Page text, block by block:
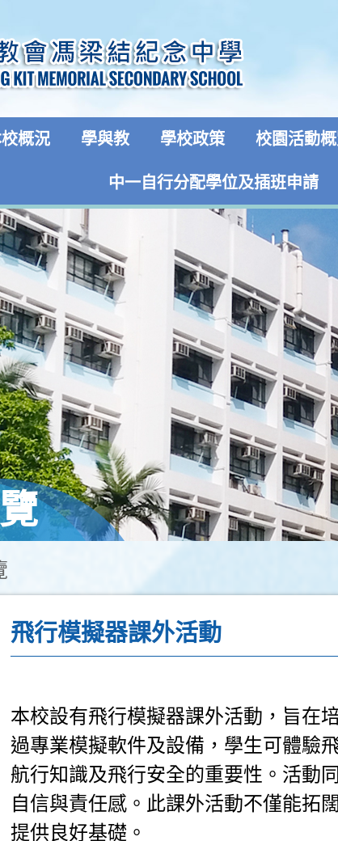
概況 學與教 學校政策 校園活動
中一自行分配學位及插班申請
飛行模擬器課外活動
本校設有飛行模擬器課外活動，旨在
過專業模擬軟件及設備，學生可體驗
航行知識及飛行安全的重要性。活動
自信與責任感。此課外活動不僅能拓
提供良好基礎。